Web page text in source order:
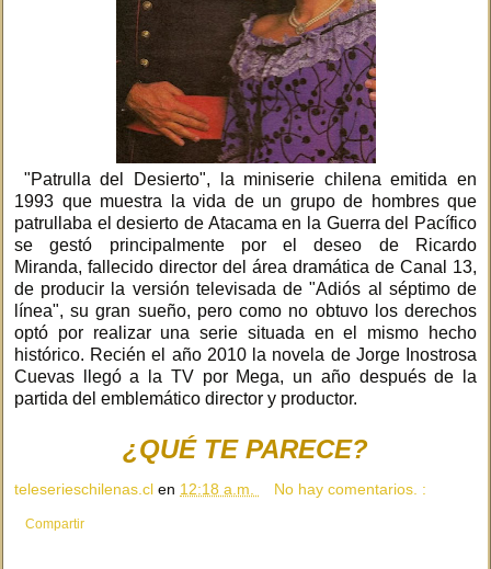
"Patrulla del Desierto", la miniserie chilena emitida en
1993 que muestra la vida de un grupo de hombres que
patrullaba el desierto de Atacama en la Guerra del Pacífico
se gestó principalmente por el deseo de Ricardo
Miranda, fallecido director del área dramática de Canal 13,
de producir la versión televisada de "Adiós al séptimo de
línea", su gran sueño, pero como no obtuvo los derechos
optó por realizar una serie situada en el mismo hecho
histórico. Recién el año 2010 la novela de Jorge Inostrosa
Cuevas llegó a la TV por Mega, un año después de la
partida del emblemático director y productor.
¿QUÉ TE PARECE?
teleserieschilenas.cl en 12:18 a.m. No hay comentarios. :
Compartir